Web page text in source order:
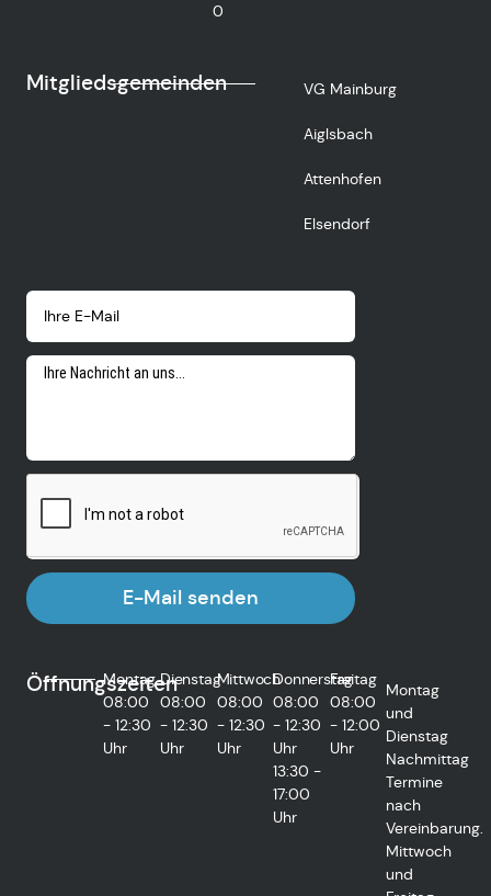
0
Mitgliedsgemeinden VG Mainburg
Aiglsbach
Attenhofen
Elsendorf
E-Mail senden
Öffnungszeiten
Montag
08:00
- 12:30
Uhr
Dienstag
08:00
- 12:30
Uhr
Mittwoch
08:00
- 12:30
Uhr
Donnerstag
08:00
- 12:30
Uhr
13:30 -
17:00
Uhr
Freitag
08:00
- 12:00
Uhr
Montag
und
Dienstag
Nachmittag
Termine
nach
Vereinbarung.
Mittwoch
und